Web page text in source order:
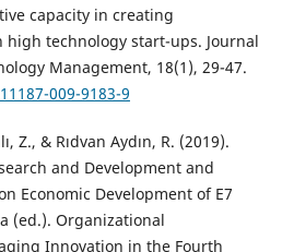
capacity in creating
technology start-ups. Journal
Management, 18(1), 29-47.
009-9183-9
Z., & Rıdvan Aydın, R. (2019).
and Development and
Economic Development of E7
(ed.). Organizational
Innovation in the Fourth